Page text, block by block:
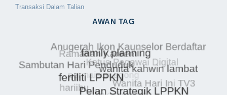
Transaksi Dalam Talian
AWAN TAG